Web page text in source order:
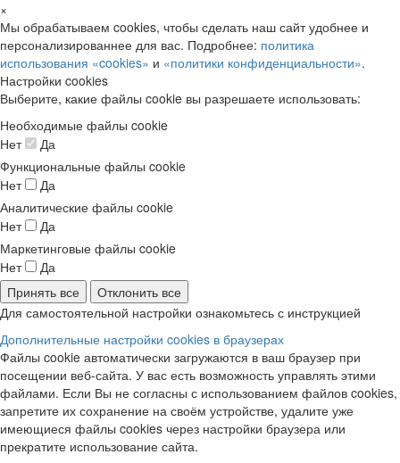
×
Мы обрабатываем cookies, чтобы сделать наш сайт удобнее и
персонализированнее для вас. Подробнее: политика
использования «cookies» и «политики конфиденциальности».
Настройки cookies
Выберите, какие файлы cookie вы разрешаете использовать:
Необходимые файлы cookie
Нет
Да
Функциональные файлы cookie
Нет
Да
Аналитические файлы cookie
Нет
Да
Маркетинговые файлы cookie
Нет
Да
Принять все
Отклонить все
Для самостоятельной настройки ознакомьтесь с инструкцией
Дополнительные настройки cookies в браузерах
Файлы cookie автоматически загружаются в ваш браузер при
посещении веб-сайта. У вас есть возможность управлять этими
файлами. Если Вы не согласны с использованием файлов cookies,
запретите их сохранение на своём устройстве, удалите уже
имеющиеся файлы cookies через настройки браузера или
прекратите использование сайта.